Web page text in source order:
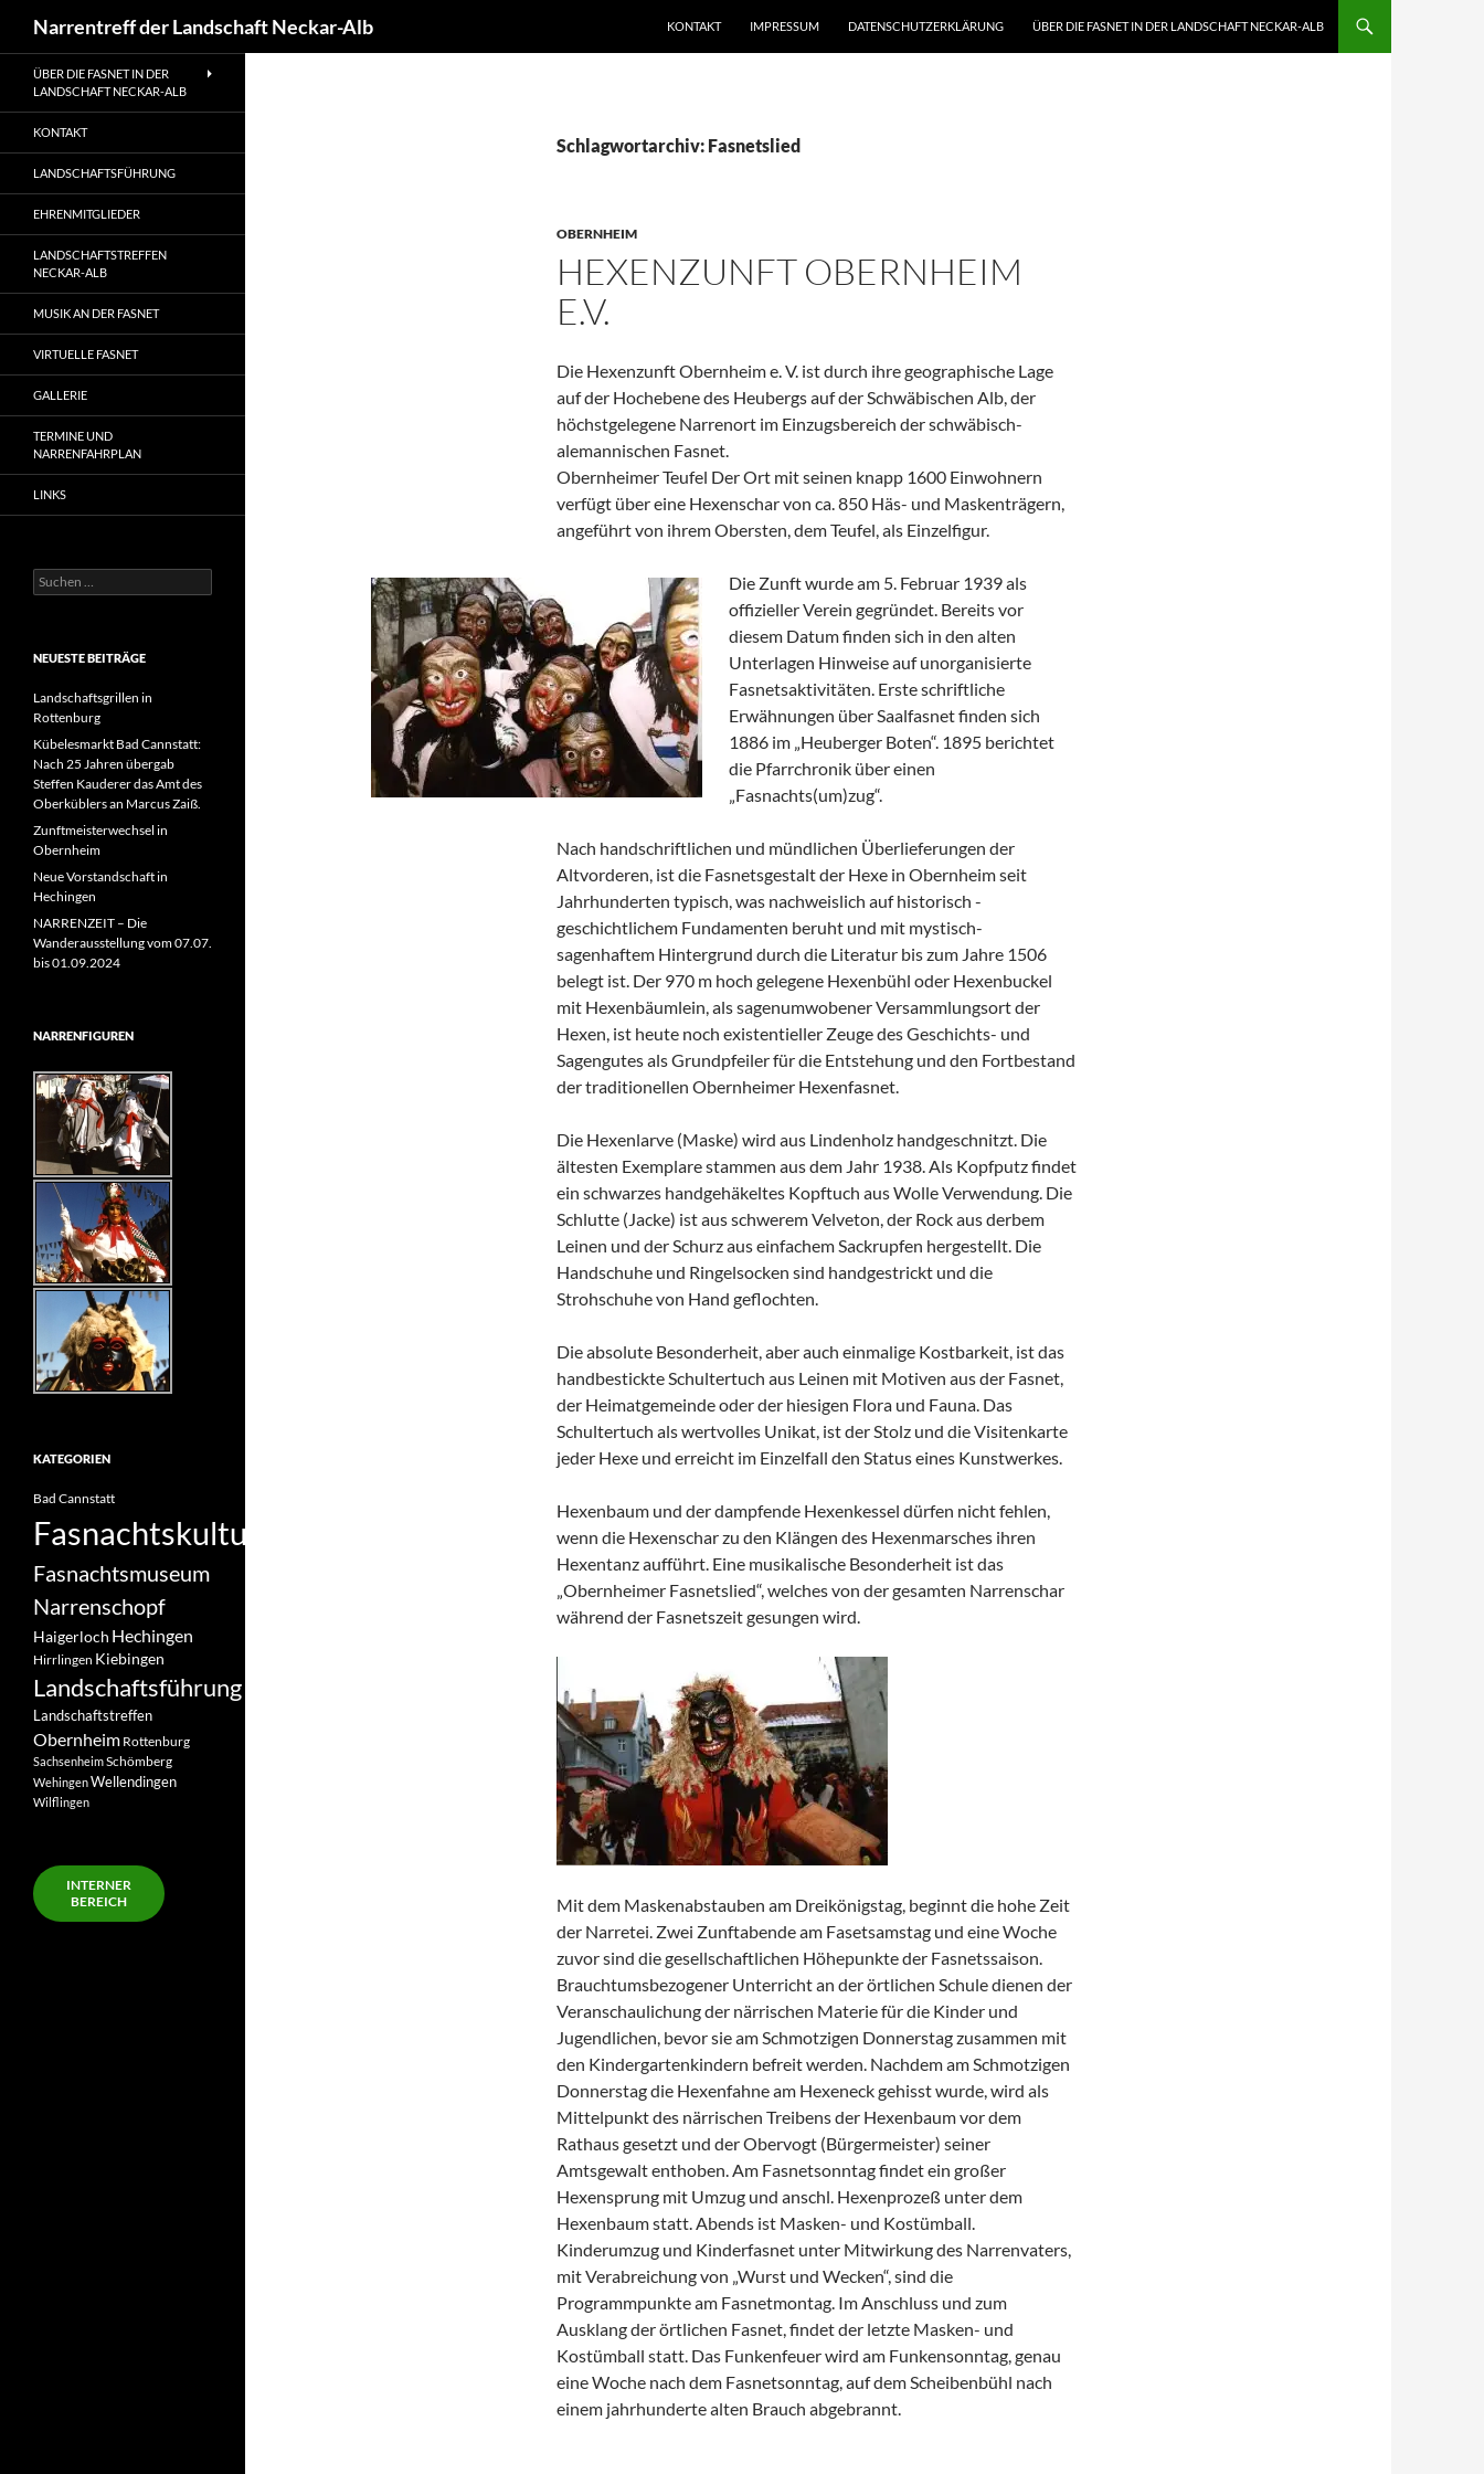
Zum
Inhalt
springen
Narrentreff der Landschaft Neckar-Alb KONTAKT IMPRESSUM DATENSCHUTZERKLÄRUNG ÜBER DIE FASNET IN DER LANDSCHAFT NECKAR-ALB
Schlagwortarchiv: Fasnetslied
OBERNHEIM
HEXENZUNFT OBERNHEIM
E.V.
Die Hexenzunft Obernheim e. V. ist durch ihre geographische Lage
auf der Hochebene des Heubergs auf der Schwäbischen Alb, der
höchstgelegene Narrenort im Einzugsbereich der schwäbisch-
alemannischen Fasnet.
Obernheimer Teufel Der Ort mit seinen knapp 1600 Einwohnern
verfügt über eine Hexenschar von ca. 850 Häs- und Maskenträgern,
angeführt von ihrem Obersten, dem Teufel, als Einzelfigur.
Die Zunft wurde am 5. Februar 1939 als
offizieller Verein gegründet. Bereits vor
diesem Datum finden sich in den alten
Unterlagen Hinweise auf unorganisierte
Fasnetsaktivitäten. Erste schriftliche
Erwähnungen über Saalfasnet finden sich
1886 im „Heuberger Boten“. 1895 berichtet
die Pfarrchronik über einen
„Fasnachts(um)zug“.
Nach handschriftlichen und mündlichen Überlieferungen der
Altvorderen, ist die Fasnetsgestalt der Hexe in Obernheim seit
Jahrhunderten typisch, was nachweislich auf historisch -
geschichtlichem Fundamenten beruht und mit mystisch-
sagenhaftem Hintergrund durch die Literatur bis zum Jahre 1506
belegt ist. Der 970 m hoch gelegene Hexenbühl oder Hexenbuckel
mit Hexenbäumlein, als sagenumwobener Versammlungsort der
Hexen, ist heute noch existentieller Zeuge des Geschichts- und
Sagengutes als Grundpfeiler für die Entstehung und den Fortbestand
der traditionellen Obernheimer Hexenfasnet.
Die Hexenlarve (Maske) wird aus Lindenholz handgeschnitzt. Die
ältesten Exemplare stammen aus dem Jahr 1938. Als Kopfputz findet
ein schwarzes handgehäkeltes Kopftuch aus Wolle Verwendung. Die
Schlutte (Jacke) ist aus schwerem Velveton, der Rock aus derbem
Leinen und der Schurz aus einfachem Sackrupfen hergestellt. Die
Handschuhe und Ringelsocken sind handgestrickt und die
Strohschuhe von Hand geflochten.
Die absolute Besonderheit, aber auch einmalige Kostbarkeit, ist das
handbestickte Schultertuch aus Leinen mit Motiven aus der Fasnet,
der Heimatgemeinde oder der hiesigen Flora und Fauna. Das
Schultertuch als wertvolles Unikat, ist der Stolz und die Visitenkarte
jeder Hexe und erreicht im Einzelfall den Status eines Kunstwerkes.
Hexenbaum und der dampfende Hexenkessel dürfen nicht fehlen,
wenn die Hexenschar zu den Klängen des Hexenmarsches ihren
Hexentanz aufführt. Eine musikalische Besonderheit ist das
„Obernheimer Fasnetslied“, welches von der gesamten Narrenschar
während der Fasnetszeit gesungen wird.
Mit dem Maskenabstauben am Dreikönigstag, beginnt die hohe Zeit
der Narretei. Zwei Zunftabende am Fasetsamstag und eine Woche
zuvor sind die gesellschaftlichen Höhepunkte der Fasnetssaison.
Brauchtumsbezogener Unterricht an der örtlichen Schule dienen der
Veranschaulichung der närrischen Materie für die Kinder und
Jugendlichen, bevor sie am Schmotzigen Donnerstag zusammen mit
den Kindergartenkindern befreit werden. Nachdem am Schmotzigen
Donnerstag die Hexenfahne am Hexeneck gehisst wurde, wird als
Mittelpunkt des närrischen Treibens der Hexenbaum vor dem
Rathaus gesetzt und der Obervogt (Bürgermeister) seiner
Amtsgewalt enthoben. Am Fasnetsonntag findet ein großer
Hexensprung mit Umzug und anschl. Hexenprozeß unter dem
Hexenbaum statt. Abends ist Masken- und Kostümball.
Kinderumzug und Kinderfasnet unter Mitwirkung des Narrenvaters,
mit Verabreichung von „Wurst und Wecken“, sind die
Programmpunkte am Fasnetmontag. Im Anschluss und zum
Ausklang der örtlichen Fasnet, findet der letzte Masken- und
Kostümball statt. Das Funkenfeuer wird am Funkensonntag, genau
eine Woche nach dem Fasnetsonntag, auf dem Scheibenbühl nach
einem jahrhunderte alten Brauch abgebrannt.
ÜBER DIE FASNET IN DER
LANDSCHAFT NECKAR-ALB
KONTAKT
LANDSCHAFTSFÜHRUNG
EHRENMITGLIEDER
LANDSCHAFTSTREFFEN
NECKAR-ALB
MUSIK AN DER FASNET
VIRTUELLE FASNET
GALLERIE
TERMINE UND
NARRENFAHRPLAN
LINKS
Suchen
nach:
NEUESTE BEITRÄGE
Landschaftsgrillen in
Rottenburg
Kübelesmarkt Bad Cannstatt:
Nach 25 Jahren übergab
Steffen Kauderer das Amt des
Oberküblers an Marcus Zaiß.
Zunftmeisterwechsel in
Obernheim
Neue Vorstandschaft in
Hechingen
NARRENZEIT – Die
Wanderausstellung vom 07.07.
bis 01.09.2024
NARRENFIGUREN
KATEGORIEN
Bad Cannstatt
Fasnachtskultur
Fasnachtsmuseum
Narrenschopf
Haigerloch Hechingen
Hirrlingen Kiebingen
Landschaftsführung
Landschaftstreffen
Obernheim Rottenburg
SachsenheimSchömberg
WehingenWellendingen
Wilflingen
INTERNER
BEREICH